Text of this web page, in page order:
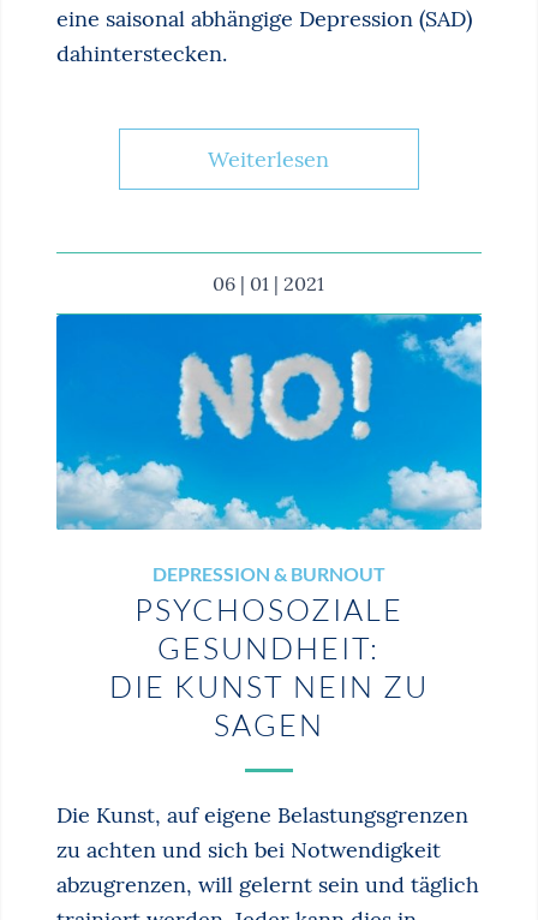
eine saisonal abhängige Depression (SAD)
dahinterstecken.
Weiterlesen
06 | 01 | 2021
DEPRESSION & BURNOUT
PSYCHOSOZIALE
GESUNDHEIT:
DIE KUNST NEIN ZU
SAGEN
Die Kunst, auf eigene Belastungsgrenzen
zu achten und sich bei Notwendigkeit
abzugrenzen, will gelernt sein und täglich